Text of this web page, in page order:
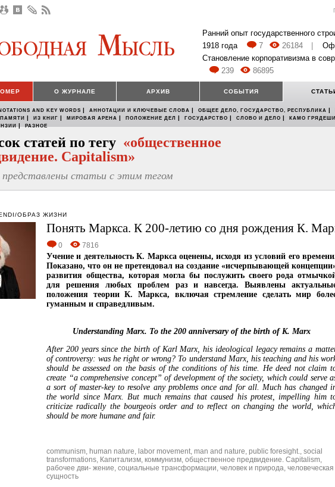
Ранний опыт государственного
1918 года
7 26184
Становление корпоративизма в
239
86895
О ЖУРНАЛЕ АРХИВ СОБЫТИЯ
AND KEY WORDS | АННОТАЦИИ И КЛЮЧЕВЫЕ СЛОВА | ОБЩЕЕ ДЕЛО, ГОСУДАРСТВО, РЕСПУБЛИКА |
| ИЗ КНИГ | МИРОВАЯ АРЕНА | ПОЛОЖЕНИЕ ДЕЛ | ГОСУДАРСТВО | СЛОВО И ДЕЛО | КАМО
| РАЗНОЕ
статей по тегу «общественное
Capitalism»
статьи с этим тегом
ОБРАЗ ЖИЗНИ
Понять Маркса. К 200-летию со дня рождения К.
0 7816
Учение и деятельность К. Маркса оценены, исходя из условий его
Показано, что он не претендовал на создание «исчерпывающей
развития общества, которая могла бы послужить своего рода
для решения любых проблем раз и навсегда. Выявлены
положения теории К. Маркса, включая стремление сделать мир
гуманным и справедливым.
Understanding Marx. To the 200 anniversary of the birth of K. Marx
After 200 years since the birth of Karl Marx, his ideological legacy remains a
of controversy: was he right or wrong? To understand Marx, his teaching and his
should be assessed on the basis of the conditions of his time. He deed not claim
create “a comprehensive concept” of development of the society, which could serve
a sort of master-key to resolve any problems once and for all. Much has changed
the world since Marx. But much remains that caused his protest, impelling him
criticize radically the bourgeois order and to reflect on changing the world,
should be more humane and fair.
communism, human nature, labor movement, man and nature, public foresight., social
transformations, Капитализм, коммунизм, общественное предвидение. Capitalism,
рабочее дви- жение, социальные трансформации, человек и природа, человеческая
сущность